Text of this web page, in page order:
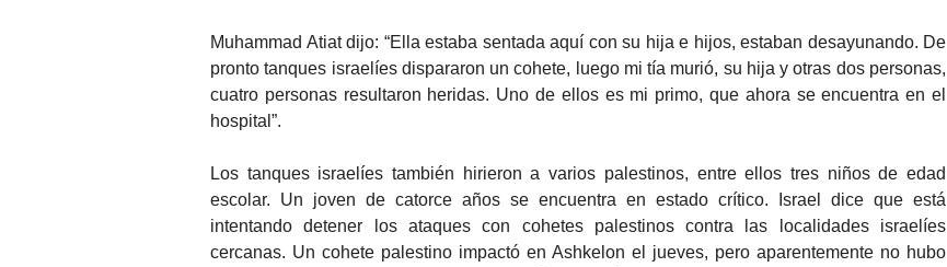
Muhammad Atiat dijo: “Ella estaba sentada aquí con su hija e hijos, estaban desayunando. De
pronto tanques israelíes dispararon un cohete, luego mi tía murió, su hija y otras dos personas,
cuatro personas resultaron heridas. Uno de ellos es mi primo, que ahora se encuentra en el
hospital”.
Los tanques israelíes también hirieron a varios palestinos, entre ellos tres niños de edad
escolar. Un joven de catorce años se encuentra en estado crítico. Israel dice que está
intentando detener los ataques con cohetes palestinos contra las localidades israelíes
cercanas. Un cohete palestino impactó en Ashkelon el jueves, pero aparentemente no hubo